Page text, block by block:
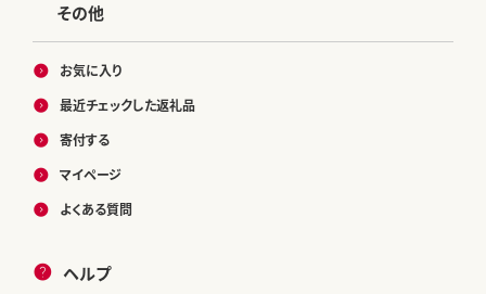
その他
お気に入り
最近チェックした返礼品
寄付する
マイページ
よくある質問
ヘルプ